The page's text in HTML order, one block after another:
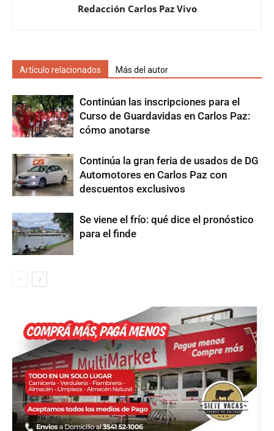
Redacción Carlos Paz Vivo
Artículo relacionados Más del autor
Continúan las inscripciones para el
Curso de Guardavidas en Carlos Paz:
cómo anotarse
Continúa la gran feria de usados de DG
Automotores en Carlos Paz con
descuentos exclusivos
Se viene el frío: qué dice el pronóstico
para el finde